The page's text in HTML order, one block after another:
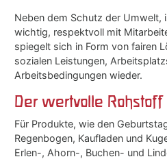
Neben dem Schutz der Umwelt,
wichtig, respektvoll mit
spiegelt sich in Form von fairen
sozialen Leistungen,
Arbeitsbedingungen wieder.
Der wertvolle Rohstoff
Für Produkte, wie den
Regenbogen, Kaufladen und
Erlen-, Ahorn-, Buchen- und